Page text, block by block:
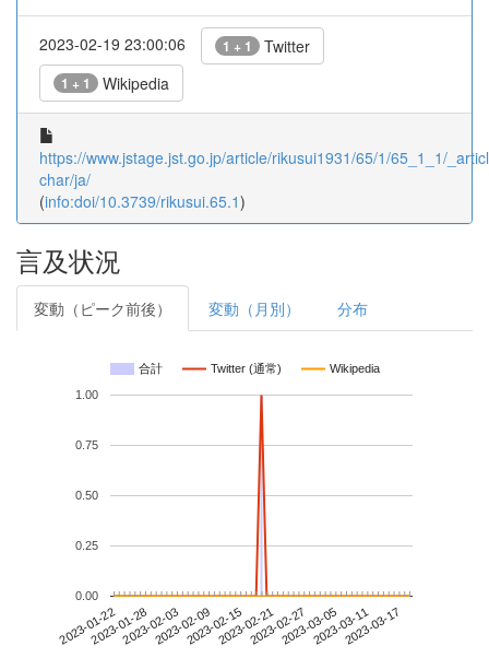
2023-02-19 23:00:06 1 + 1 Twitter
1 + 1 Wikipedia
https://www.jstage.jst.go.jp/article/rikusui1931/65/1/65_1_1/
char/ja/
(info:doi/10.3739/rikusui.65.1)
言及状況
変動（ピーク前後） 変動（月別） 分布
合計 Twitter (通常) Wikipedia
2023-01-222023-01-282023-02-032023-02-092023-02-152023-02-212023-02-272023-03-052023-03-112023-03-17
0.00
0.25
0.50
0.75
1.00